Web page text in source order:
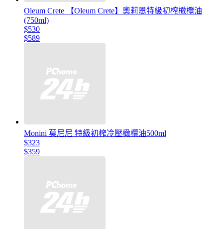
Oleum Crete 【Oleum Crete】奧莉恩特級初榨橄欖油
(750ml)
$530
$589
Monini 莫尼尼 特級初榨冷壓橄欖油500ml
$323
$359